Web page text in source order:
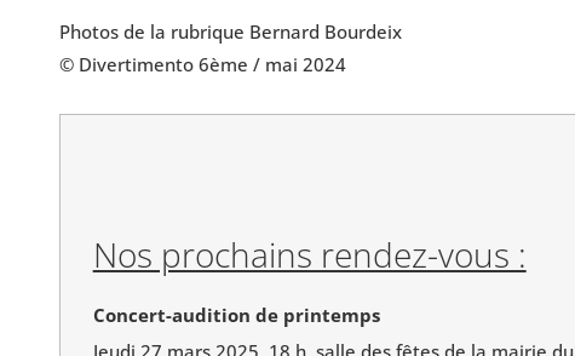
Photos de la rubrique Bernard Bourdeix
© Divertimento 6ème / mai 2024
Nos prochains rendez-vous :
Concert-audition de printemps
Jeudi 27 mars 2025, 18 h, salle des fêtes de la mairie